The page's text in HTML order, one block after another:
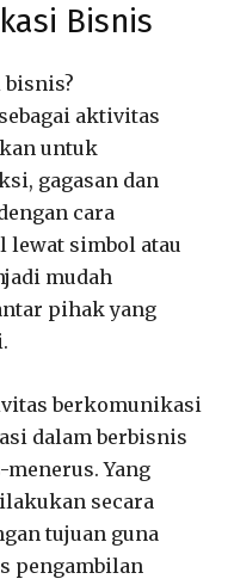
Bisnis
aktivitas
untuk
gagasan dan
cara
lewat simbol atau
mudah
pihak yang
berkomunikasi
dalam berbisnis
Yang
secara
tujuan guna
pengambilan